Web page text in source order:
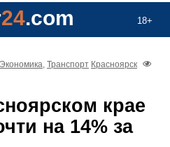
18+
24.com
Экономика, Транспорт Красноярск
крае
на 14% за